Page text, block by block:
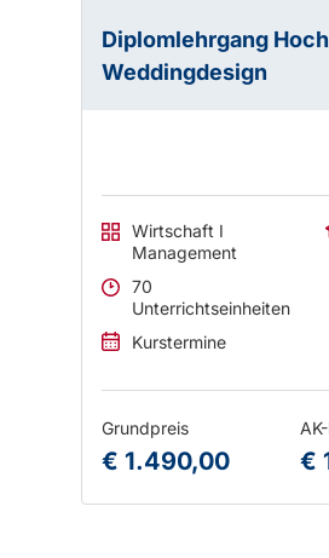
Diplomlehrgang
Weddingdesign
Wirtschaft I
Management
70
Unterrichtseinheiten
Kurstermine
Grundpreis
€ 1.490,00 €